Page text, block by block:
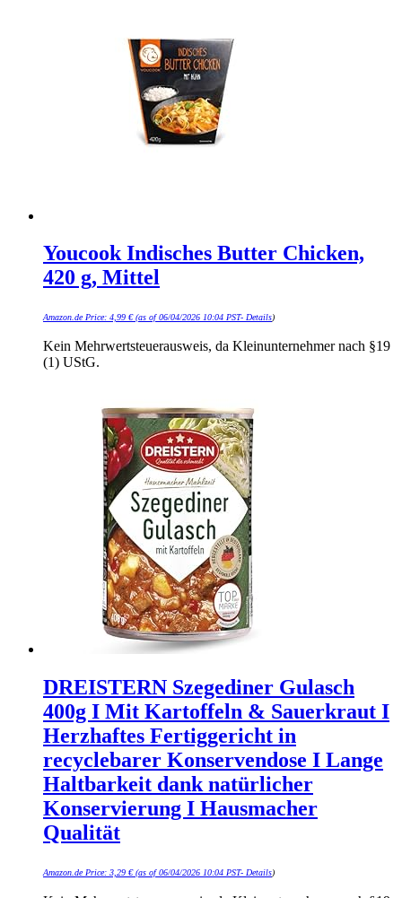
Youcook Indisches Butter Chicken,
420 g, Mittel
Amazon.de Price: 4,99 €(as of 06/04/2026 10:04 PST- Details)
Kein Mehrwertsteuerausweis, da Kleinunternehmer nach §19
(1) UStG.
DREISTERN Szegediner Gulasch
400g I Mit Kartoffeln & Sauerkraut I
Herzhaftes Fertiggericht in
recyclebarer Konservendose I Lange
Haltbarkeit dank natürlicher
Konservierung I Hausmacher
Qualität
Amazon.de Price: 3,29 €(as of 06/04/2026 10:04 PST- Details)